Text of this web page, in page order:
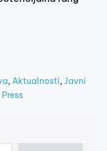
,Aktualnosti,Javni
Press